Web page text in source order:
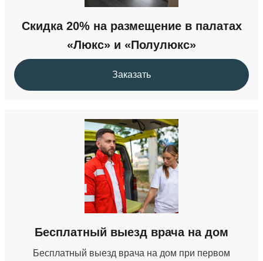
36 000 ₽
Кодирование от наркомании
Скидка 20% на размещение в палатах
«Люкс» и «Полулюкс»
Заказать
Бесплатный выезд врача на дом
Бесплатный выезд врача на дом при первом